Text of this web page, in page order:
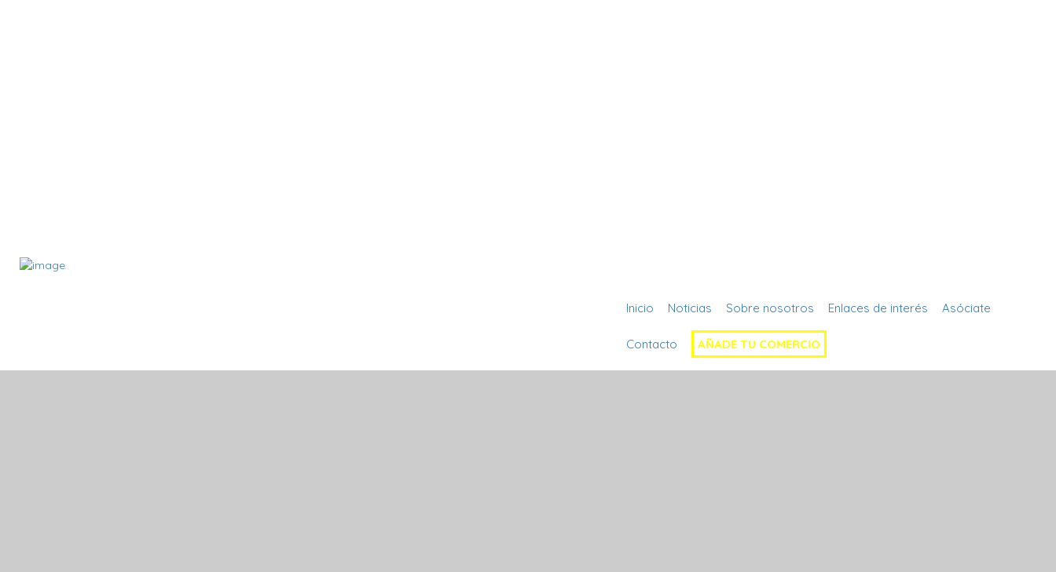
Inicio Noticias Sobre nosotros Enlaces de interés Asóciate
Contacto AÑADE TU COMERCIO